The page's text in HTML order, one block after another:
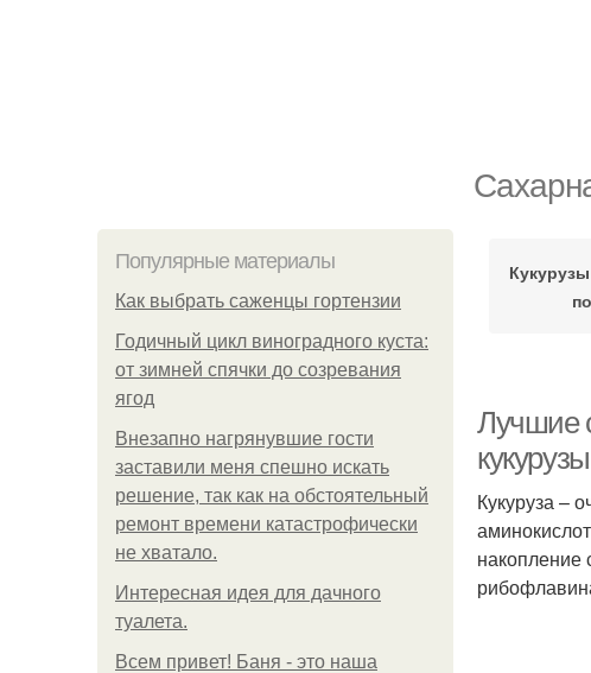
Популярные материалы
Как выбрать саженцы гортензии
Годичный цикл виноградного куста:
от зимней спячки до созревания
ягод
Внезапно нагрянувшие гости
заставили меня спешно искать
решение, так как на обстоятельный
ремонт времени катастрофически
не хватало.
Интересная идея для дачного
туалета.
Всем привет! Баня - это наша
Лучшие
Кукуруза –
накопление